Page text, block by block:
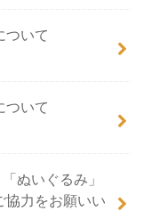
ついて
ついて
ぬいぐるみ」
協力をお願いい